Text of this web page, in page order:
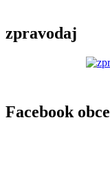
zpravodaj
Facebook obce